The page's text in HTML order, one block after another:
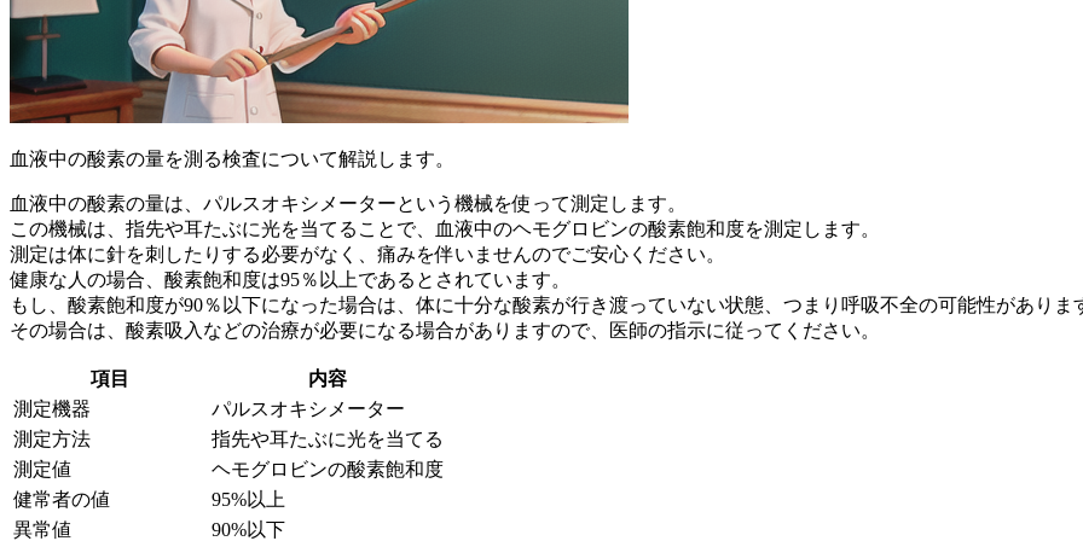
血液中の酸素の量を測る検査について解説します。
血液中の酸素の量は、 パルスオキシメーターという機械を使って測定します。
この機械は、指先や耳たぶに光を当てることで、血液中のヘモグロビンの酸素飽和度を測定します。
測定は体に針を刺したりする必要がなく、痛みを伴いませんのでご安心ください。
健康な人の場合、 酸素飽和度は95％以上であるとされています。
もし、酸素飽和度が90％以下になった場合は、体に十分な酸素が行き渡っていない状態、つまり呼吸不全の可能性がありま
その場合は、酸素吸入などの治療が必要になる場合がありますので、医師の指示に従ってください。
項目
内容
測定機器
パルスオキシメーター
測定方法
指先や耳たぶに光を当てる
測定値
ヘモグロビンの酸素飽和度
健常者の値
95%以上
異常値
90%以下